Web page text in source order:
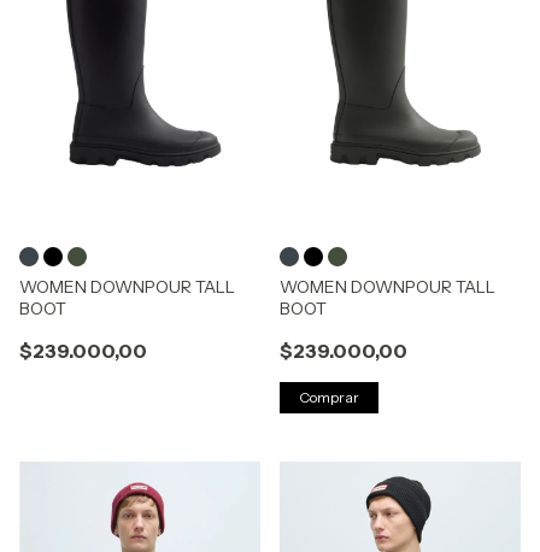
WOMEN DOWNPOUR TALL
BOOT
$239.000,00
WOMEN DOWNPOUR TALL
BOOT
$239.000,00
Comprar